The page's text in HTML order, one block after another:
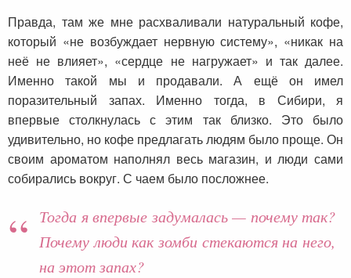
Правда, там же мне расхваливали натуральный кофе,
который «не возбуждает нервную систему», «никак на
неё не влияет», «сердце не нагружает» и так далее.
Именно такой мы и продавали. А ещё он имел
поразительный запах. Именно тогда, в Сибири, я
впервые столкнулась с этим так близко. Это было
удивительно, но кофе предлагать людям было проще. Он
своим ароматом наполнял весь магазин, и люди сами
собирались вокруг. С чаем было посложнее.
Тогда я впервые задумалась — почему так?
Почему люди как зомби стекаются на него,
на этот запах?